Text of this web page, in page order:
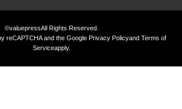
©valuepressAll Rights Reserved.
reCAPTCHA and the GooglePrivacy Policyand Terms of
Serviceapply.